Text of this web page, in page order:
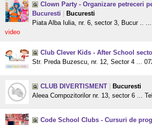
Clown Party - Organizare petreceri
Bucuresti
Bucuresti
Piata Alba Iulia, nr. 6, sector 3, Bucur ..
video
Club Clever Kids - After School
Str. Preda Buzescu, nr. 12, Sector 4 ...
CLUB DIVERTISMENT
Bucuresti
Aleea Compozitorilor nr. 13, sector 6 ...
Code School Clubs - Cursuri de